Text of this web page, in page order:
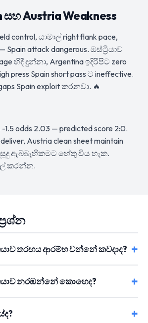
සහ Austria Weakness
control, යාමාල් right flank pace,
Spain attack dangerous. ඔස්ට්‍රියාව
හිදී දුන්නා, Argentina ඉදිරිපිට zero
press Spain short pass ට ineffective.
Spain exploit කරනවා. 🔥
odds 2.03 — predicted score 2:0.
Austria clean sheet maintain
සූදු ඇබ්බැහිකමට හේතු විය හැක.
කරන්න.
තරඟය ආරම්භ වන්නේ කවදාද?
නරඹන්නේ කොහෙද?